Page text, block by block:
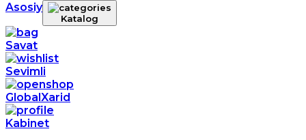
Asosiy
Katalog
Savat
Sevimli
GlobalXarid
Kabinet